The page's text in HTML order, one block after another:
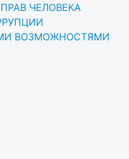
ЧЕЛОВЕКА
ВОЗМОЖНОСТЯМИ